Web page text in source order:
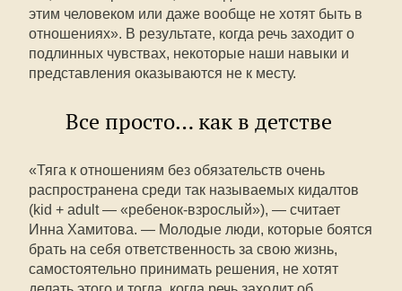
этим человеком или даже вообще не хотят быть в
отношениях». В результате, когда речь заходит о
подлинных чувствах, некоторые наши навыки и
представления оказываются не к месту.
Все просто… как в детстве
«Тяга к отношениям без обязательств очень
распространена среди так называемых кидалтов
(kid + adult — «ребенок-взрослый»), — считает
Инна Хамитова. — Молодые люди, которые боятся
брать на себя ответственность за свою жизнь,
самостоятельно принимать решения, не хотят